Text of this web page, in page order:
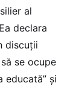
al
declara
discuții
se ocupe
educată” și